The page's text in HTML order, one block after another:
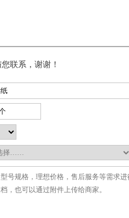
联系，谢谢！